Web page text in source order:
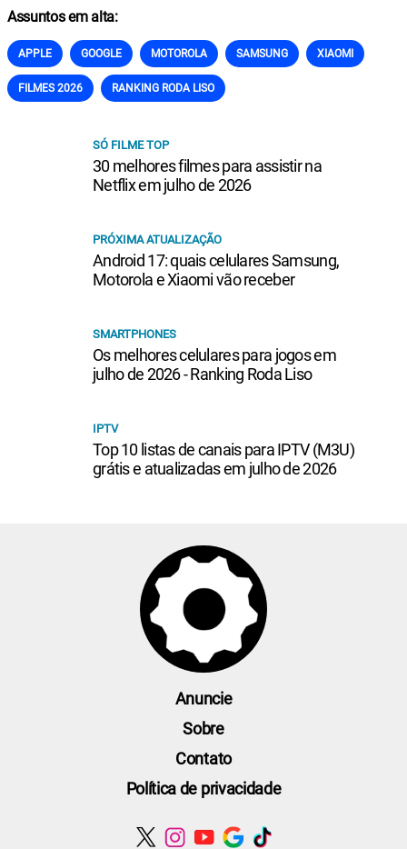
Assuntos em alta:
APPLE GOOGLE MOTOROLA SAMSUNG XIAOMI
FILMES 2026 RANKING RODA LISO
SÓ FILME TOP
30 melhores filmes para assistir na
Netflix em julho de 2026
PRÓXIMA ATUALIZAÇÃO
Android 17: quais celulares Samsung,
Motorola e Xiaomi vão receber
SMARTPHONES
Os melhores celulares para jogos em
julho de 2026 - Ranking Roda Liso
IPTV
Top 10 listas de canais para IPTV (M3U)
grátis e atualizadas em julho de 2026
Anuncie
Sobre
Contato
Política de privacidade